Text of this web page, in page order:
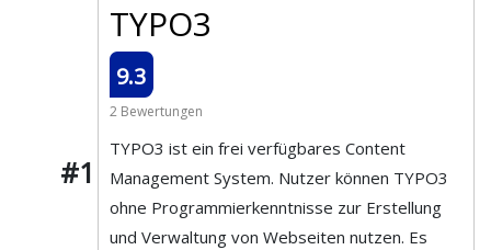
#1
TYPO3
9.3
2 Bewertungen
TYPO3 ist ein frei verfügbares Content
Management System. Nutzer können TYPO3
ohne Programmierkenntnisse zur Erstellung
und Verwaltung von Webseiten nutzen. Es